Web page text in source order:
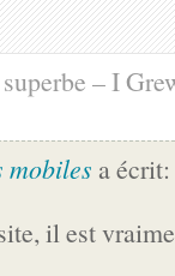
– I
mobiles a écrit:
il est